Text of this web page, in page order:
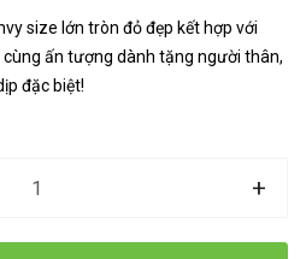
size lớn tròn đỏ đẹp kết hợp với
ấn tượng dành tặng người thân,
đặc biệt!
+